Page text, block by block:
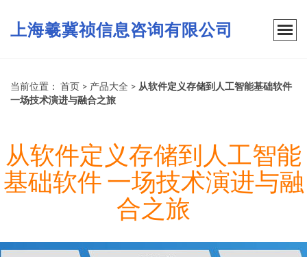
上海羲冀祯信息咨询有限公司
当前位置： 首页 > 产品大全 > 从软件定义存储到人工智能基础软件
一场技术演进与融合之旅
从软件定义存储到人工智能
基础软件 一场技术演进与融
合之旅